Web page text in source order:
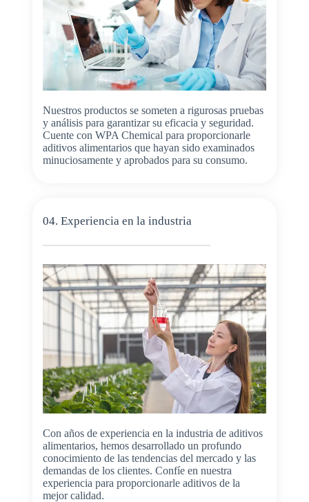
Nuestros productos se someten a rigurosas pruebas
y análisis para garantizar su eficacia y seguridad.
Cuente con WPA Chemical para proporcionarle
aditivos alimentarios que hayan sido examinados
minuciosamente y aprobados para su consumo.
04. Experiencia en la industria
Con años de experiencia en la industria de aditivos
alimentarios, hemos desarrollado un profundo
conocimiento de las tendencias del mercado y las
demandas de los clientes. Confíe en nuestra
experiencia para proporcionarle aditivos de la
mejor calidad.